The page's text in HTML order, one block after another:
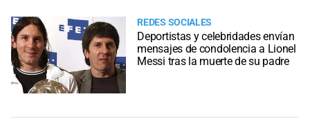
REDES SOCIALES
Deportistas y celebridades envían
mensajes de condolencia a Lionel
Messi tras la muerte de su padre